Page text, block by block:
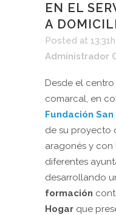
EN EL
A
Posted at 13:31h
Administrador
Desde el
comarcal, en
Fundación
de su proyecto
aragonés y
diferentes
desarrollando
formación
Hogar que